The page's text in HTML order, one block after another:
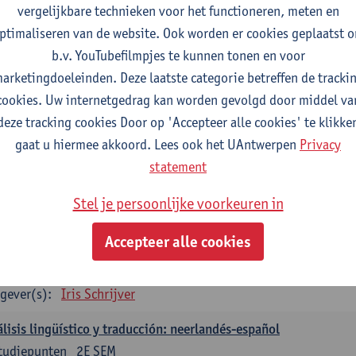
Christophe Declercq
verplichte opleidingsonderdelen
concepto de revolución en Hispanoamérica (siglos XX-XXI)
1E SEM
Rafael Pedemonte
Spaans-Nederlands: Juridische en economische teksten
Iris Schrijver
Spaans-Nederlands: Cultuur en media
Iris Schrijver
lingüístico y traducción: neerlandés-español
2E SEM
vergelijkbare technieken voor het functioneren, meten en
van de website. Ook worden er cookies geplaatst
b.v. YouTubefilmpjes te kunnen tonen en voor
Deze laatste categorie betreffen de
Uw internetgedrag kan worden gevolgd door middel
tracking cookies Door op 'Accepteer alle cookies' te
gaat u hiermee akkoord. Lees ook het UAntwerpen Privacy
statement
Stel je persoonlijke voorkeuren in
Accepteer alle cookies